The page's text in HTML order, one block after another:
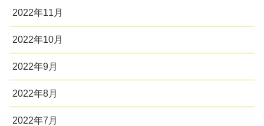
2022年11月
2022年10月
2022年9月
2022年8月
2022年7月